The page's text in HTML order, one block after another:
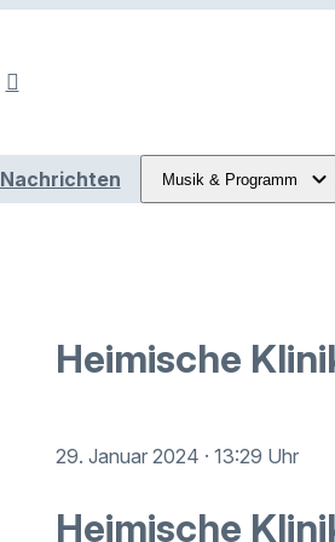
Nachrichten Musik & Programm
Heimische
29. Januar 2024 · 13:29 Uhr
Heimische